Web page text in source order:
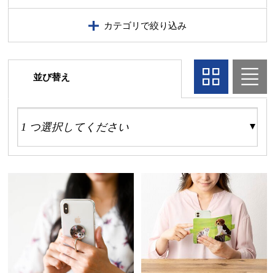
カテゴリで絞り込み
並び替え